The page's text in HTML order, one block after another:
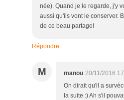
née). Quand je le regarde, j'y
aussi qu'ils vont le conserver.
de ce beau partage!
Répondre
M manou 20/11/2016
On dirait qu'il a
la suite :) Ah s'il